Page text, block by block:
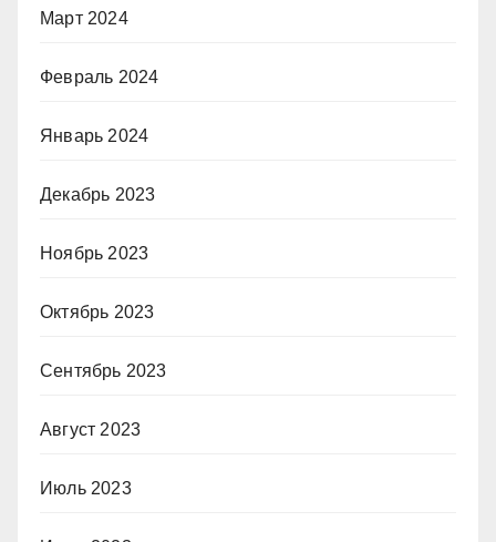
Март 2024
Февраль 2024
Январь 2024
Декабрь 2023
Ноябрь 2023
Октябрь 2023
Сентябрь 2023
Август 2023
Июль 2023